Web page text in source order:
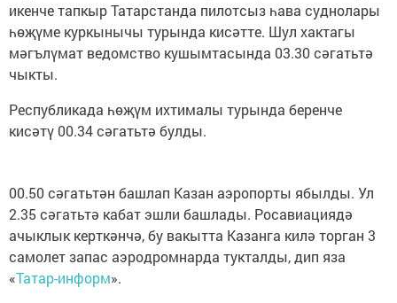
икенче тапкыр Татарстанда пилотсыз һава суднолары
һөҗүме куркынычы турында кисәтте. Шул хактагы
мәгълүмат ведомство кушымтасында 03.30 сәгатьтә
чыкты.
Республикада һөҗүм ихтималы турында беренче
кисәтү 00.34 сәгатьтә булды.
00.50 сәгатьтән башлап Казан аэропорты ябылды. Ул
2.35 сәгатьтә кабат эшли башлады. Росавиациядә
ачыклык керткәнчә, бу вакытта Казанга килә торган 3
самолет запас аэродромнарда тукталды, дип яза
«Татар-информ».